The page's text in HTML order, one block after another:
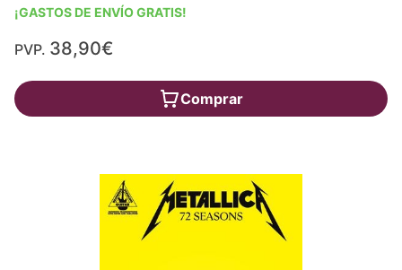
¡GASTOS DE ENVÍO GRATIS!
PVP. 38,90€
Comprar